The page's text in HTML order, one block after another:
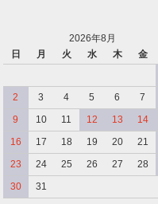
2026年8月
日
月 火 水 木 金
2
3 4 5 6 7
9
10 11 12 13 14
16
17 18 19 20 21
23
24 25 26 27 28
30
31